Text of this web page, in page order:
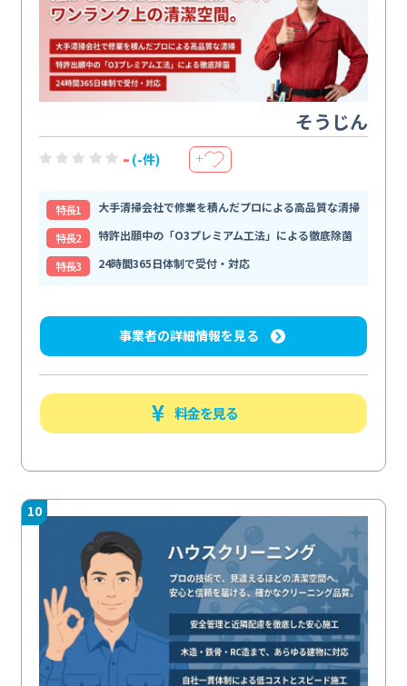
そうじん
- (-件) ＋
特⻑1
大手清掃会社で修業を積んだプロによる高品質な清掃
特⻑2
特許出願中の「O3プレミアム工法」による徹底除菌
特⻑3
24時間365日体制で受付・対応
事業者の詳細情報を見る
料金を見る
10